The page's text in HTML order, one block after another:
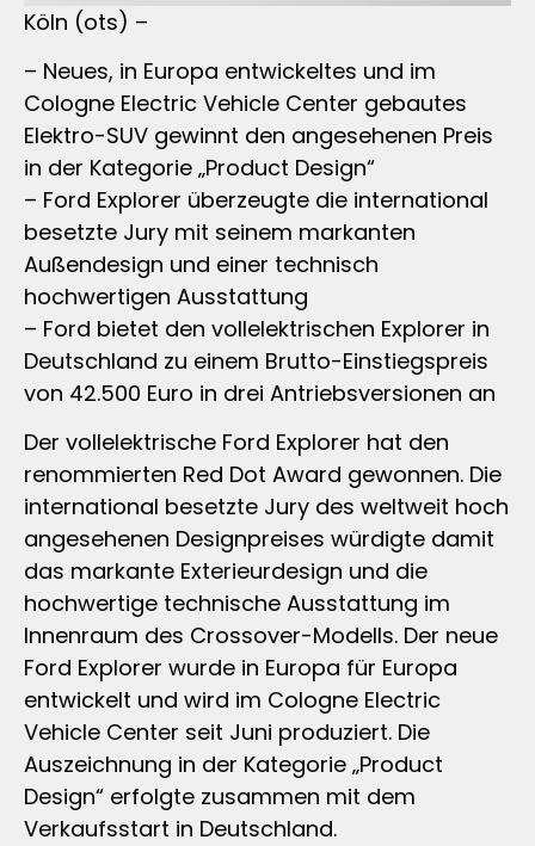
Köln (ots) –
– Neues, in Europa entwickeltes und im
Cologne Electric Vehicle Center gebautes
Elektro-SUV gewinnt den angesehenen Preis
in der Kategorie „Product Design“
– Ford Explorer überzeugte die international
besetzte Jury mit seinem markanten
Außendesign und einer technisch
hochwertigen Ausstattung
– Ford bietet den vollelektrischen Explorer in
Deutschland zu einem Brutto-Einstiegspreis
von 42.500 Euro in drei Antriebsversionen an
Der vollelektrische Ford Explorer hat den
renommierten Red Dot Award gewonnen. Die
international besetzte Jury des weltweit hoch
angesehenen Designpreises würdigte damit
das markante Exterieurdesign und die
hochwertige technische Ausstattung im
Innenraum des Crossover-Modells. Der neue
Ford Explorer wurde in Europa für Europa
entwickelt und wird im Cologne Electric
Vehicle Center seit Juni produziert. Die
Auszeichnung in der Kategorie „Product
Design“ erfolgte zusammen mit dem
Verkaufsstart in Deutschland.